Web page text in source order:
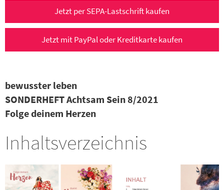
SEIN
Jetzt per SEPA-Lastschrift kaufen
Jetzt mit PayPal oder Kreditkarte kaufen
bewusster leben
SONDERHEFT Achtsam Sein 8/2021
Folge deinem Herzen
Inhaltsverzeichnis